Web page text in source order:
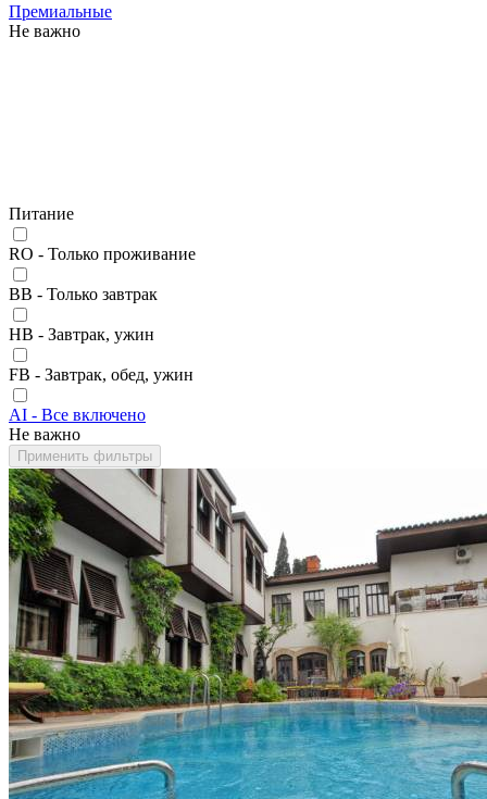
Премиальные
Не важно
Питание
RO - Только проживание
BB - Только завтрак
HB - Завтрак, ужин
FB - Завтрак, обед, ужин
AI - Все включено
Не важно
Применить фильтры